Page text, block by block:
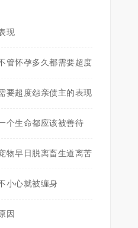
现
管怀孕多久都需要超度
要超度怨亲债主的表现
个生命都应该被善待
物早日脱离畜生道离苦
小心就被缠身
因